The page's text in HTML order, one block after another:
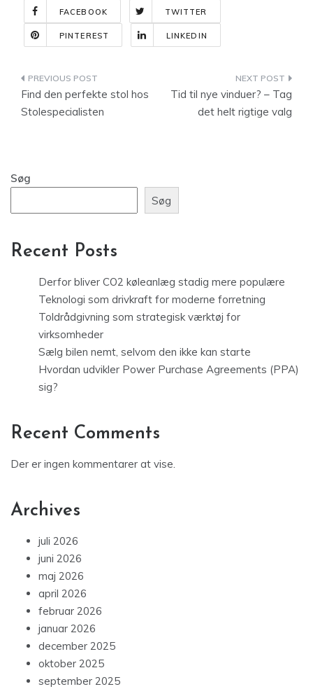
FACEBOOK TWITTER
PINTEREST LINKEDIN
Indlægsnavigation
Find den perfekte stol hos
Stolespecialisten
Tid til nye vinduer? – Tag
det helt rigtige valg
Søg
Søg
Recent Posts
Derfor bliver CO2 køleanlæg stadig mere populære
Teknologi som drivkraft for moderne forretning
Toldrådgivning som strategisk værktøj for
virksomheder
Sælg bilen nemt, selvom den ikke kan starte
Hvordan udvikler Power Purchase Agreements (PPA)
sig?
Recent Comments
Der er ingen kommentarer at vise.
Archives
juli 2026
juni 2026
maj 2026
april 2026
februar 2026
januar 2026
december 2025
oktober 2025
september 2025